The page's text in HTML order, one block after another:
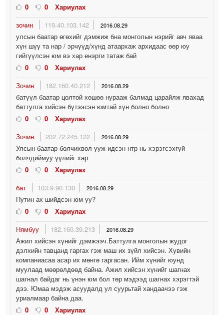
0
0
Хариулах
зочин
119.40.103.142 2016.08.29
улсын баатар өгөхийг дэмжиж бна монголын нэрийг авч яваа
хүн шүү та нар / эрчүүд/хүнд атаархаж архидаас өөр юу
гийгүүлсэн юм вэ хар енэрги татаж бай
0
0
Хариулах
Зочин
182.160.40.212 2016.08.29
батүүл баатар цолтой хөшөө нурааж балмад царайлж явахад
баттулга хийсэн бүтээсэн юмтай хүн болно болно
0
0
Хариулах
Зочин
202.72.245.122 2016.08.29
Улсын баатар болчихвол ууж идсэн нтр нь хэрэгсэхгүй
болчдиймуу үүлийг хар
0
0
Хариулах
бат
103.9.90.130 2016.08.29
Путин ах шийдсэн юм уу?
0
0
Хариулах
Нямбуу
182.160.39.213 2016.08.29
Ажил хийсэн хүнийг дэмжээч.Баттулга монголын жудог
дэлхийн тавцанд гаргах гэж маш их зүйл хийсэн. Хувийн
компаниасаа асар их мөнгө гаргасан. Ийм хүнийг юунд
муулаад мөөрөлдөөд байна. Ажил хийсэн хүнийг шагнах
шагнал байдаг нь үнэн юм бол төр мэдээд шагнах хэрэгтэй
дээ. Юмаа мэдэж асуудалд ул суурьтай хандаачээ гэж
уриалмаар байна даа.
0
0
Хариулах